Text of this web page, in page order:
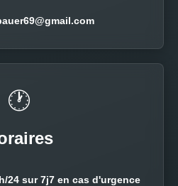
🕐
24 sur 7j7 en cas d'urgence